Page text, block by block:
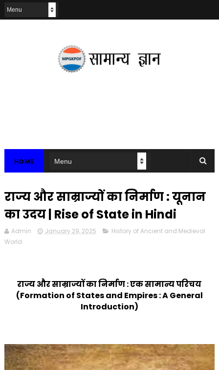
HOME
राज्य और साम्राज्यों का निर्माण : यूनान
का उदय | Rise of State in Hindi
Admin January 29, 2025
History of Ancient and Medieval
World
राज्य और साम्राज्यों का निर्माण : एक सामान्य परिचय
(Formation of States and Empires : A General
Introduction)